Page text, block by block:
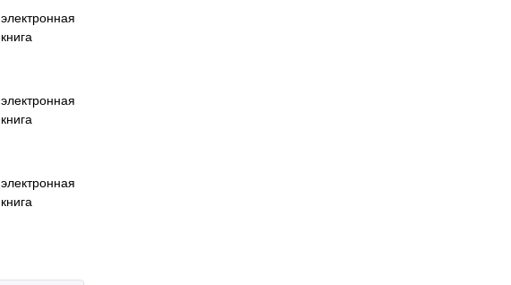
электронная
книга
электронная
книга
электронная
книга